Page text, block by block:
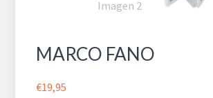
MARCO FANO
€19,95